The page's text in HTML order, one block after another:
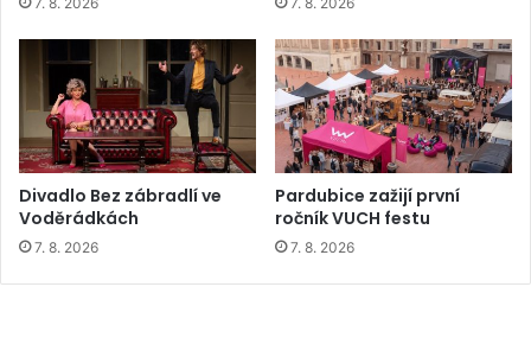
Divadlo Bez zábradlí ve
Voděrádkách
7. 8. 2026
Pardubice zažijí první
ročník VUCH festu
7. 8. 2026